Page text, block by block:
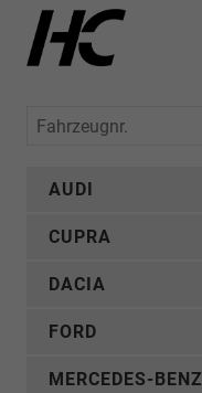
Fahrzeugnr.
AUDI
CUPRA
DACIA
FORD
MERCEDES-BENZ